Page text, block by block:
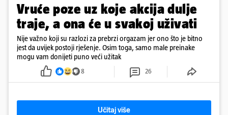
Vruće poze uz koje akcija dulje
traje, a ona će u svakoj uživati
Nije važno koji su razlozi za prebrzi orgazam jer ono što je bitno
jest da uvijek postoji rješenje. Osim toga, samo male preinake
mogu vam donijeti puno veći užitak
8 26
Učitaj više